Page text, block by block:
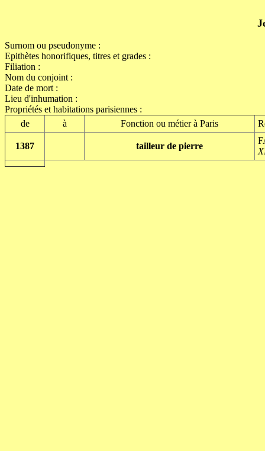
Surnom ou pseudonyme :
Epithètes honorifiques, titres et grades :
Filiation :
Nom du conjoint :
Date de mort :
Lieu d'inhumation :
Propriétés et habitations parisiennes :
de
à Fonction ou métier à Paris
1387 tailleur de pierre